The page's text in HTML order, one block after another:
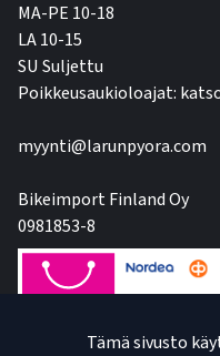
MA-PE 10-18
LA 10-15
SU Suljettu
Poikkeusaukioloajat:
myynti@larunpyora.com
Bikeimport Finland Oy
0981853-8
Tämä sivusto